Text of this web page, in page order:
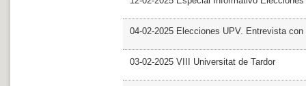
04-02-2025 Elecciones UPV. Entrevista con
03-02-2025 VIII Universitat de Tardor